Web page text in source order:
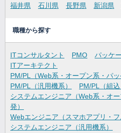
福井県 石川県 長野県 新潟県
職種から探す
ITコンサルタント PMO
パッケ
ITアーキテクト
PM/PL（Web系・オープン系・パッ
PM/PL（汎用機系）
PM/PL（組
システムエンジニア（Web系・オ
発）
Webエンジニア（スマホアプリ・フ
システムエンジニア（汎用機系）